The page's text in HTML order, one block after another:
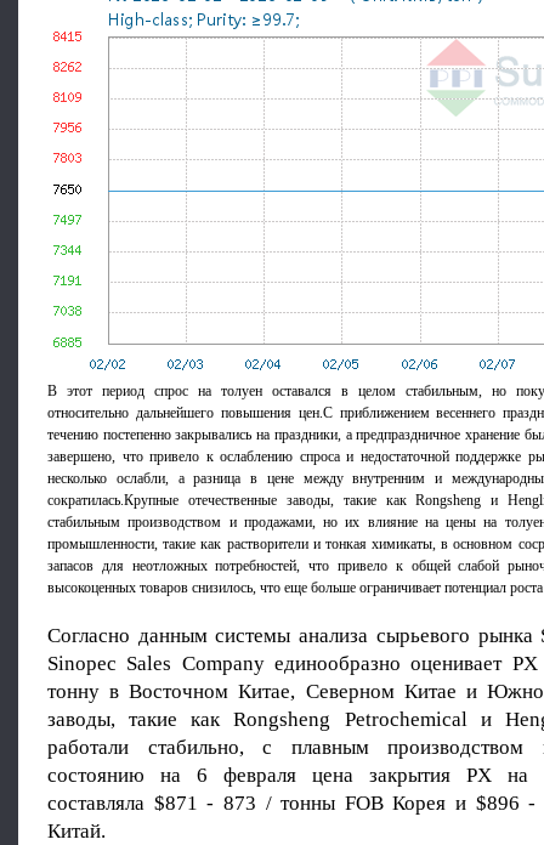
В этот период спрос на толуен оставался в целом стабильным, но
относительно дальнейшего повышения цен.С приближением весеннего
течению постепенно закрывались на праздники, а предпраздничное хранение
завершено, что привело к ослаблению спроса и недостаточной поддержке
несколько ослабли, а разница в цене между внутренним и
сократилась.Крупные отечественные заводы, такие как Rongsheng и
стабильным производством и продажами, но их влияние на цены на
промышленности, такие как растворители и тонкая химикаты, в основном
запасов для неотложных потребностей, что привело к общей слабой
высокоценных товаров снизилось, что еще больше ограничивает потенциал
Согласно данным системы анализа сырьевого рынка
Sinopec Sales Company единообразно оценивает
тонну в Восточном Китае, Северном Китае и
заводы, такие как Rongsheng Petrochemical и
работали стабильно, с плавным
состоянию на 6 февраля цена закрытия PX на
составляла $871 - 873 / тонны FOB Корея и $896
Китай.